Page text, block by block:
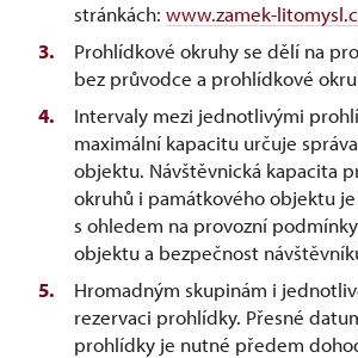
stránkách: www.zamek-
Prohlídkové okruhy se dělí na
bez průvodce a prohlídkové
Intervaly mezi jednotlivými
maximální kapacitu určuje
objektu. Návštěvnická kapacita
okruhů i památkového objektu
s ohledem na provozní
objektu a bezpečnost
Hromadným skupinám i
rezervaci prohlídky. Přesné
prohlídky je nutné předem